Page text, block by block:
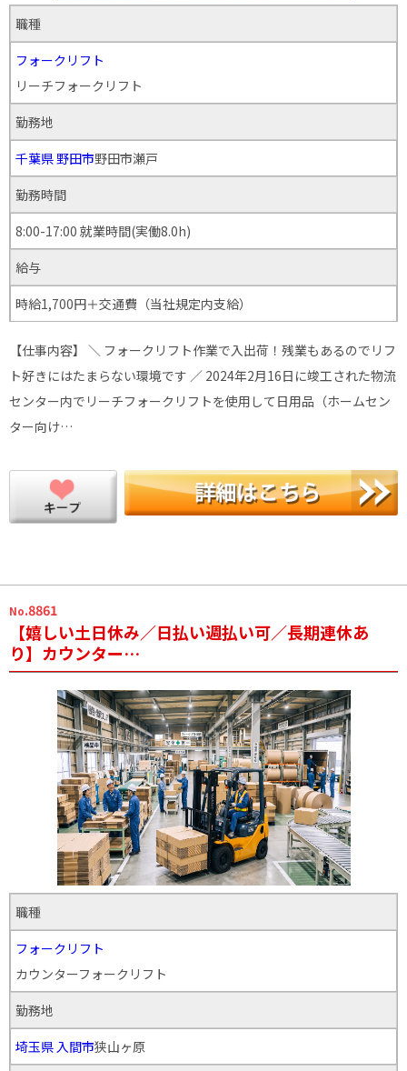
職種
フォークリフト
リーチフォークリフト
勤務地
千葉県野田市野田市瀬戸
勤務時間
8:00-17:00 就業時間(実働8.0h)
給与
時給1,700円＋交通費（当社規定内支給）
【仕事内容】 ＼ フォークリフト作業で入出荷！残業もあるのでリフ
ト好きにはたまらない環境です ／ 2024年2月16日に竣工された物流
センター内でリーチフォークリフトを使用して日用品（ホームセン
ター向け…
No.8861
【嬉しい土日休み／日払い週払い可／長期連休あ
り】カウンター…
職種
フォークリフト
カウンターフォークリフト
勤務地
埼玉県入間市狭山ヶ原